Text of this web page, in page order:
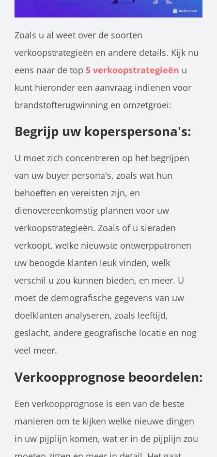
Zoals u al weet over de soorten
verkoopstrategieën en andere details. Kijk nu
eens naar de top 5 verkoopstrategieën u
kunt hieronder een aanvraag indienen voor
brandstofterugwinning en omzetgroei:
Begrijp uw koperspersona's:
U moet zich concentreren op het begrijpen
van uw buyer persona's, zoals wat hun
behoeften en vereisten zijn, en
dienovereenkomstig plannen voor uw
verkoopstrategieën. Zoals of u sieraden
verkoopt, welke nieuwste ontwerppatronen
uw beoogde klanten leuk vinden, welk
verschil u zou kunnen bieden, en meer. U
moet de demografische gegevens van uw
doelklanten analyseren, zoals leeftijd,
geslacht, andere geografische locatie en nog
veel meer.
Verkoopprognose beoordelen:
Een verkoopprognose is een van de beste
manieren om te kijken welke nieuwe dingen
in uw pijplijn komen, wat er in de pijplijn zou